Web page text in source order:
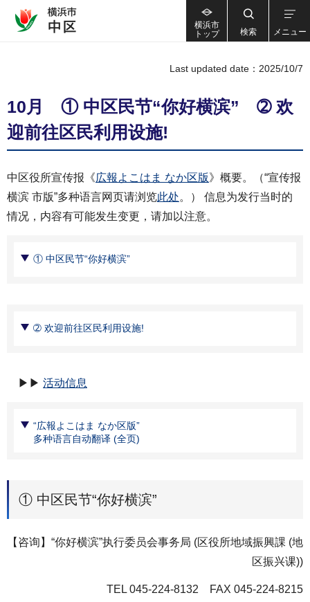
横浜市
トップ
検索 メニュー
Last updated date：2025/10/7
10月 ① 中区民节“你好横滨” ➁ 欢
迎前往区民利用设施!
中区役所宣传报《広報よこはま なか区版》概要。（“宣传报
横滨 市版”多种语言网页请浏览此处。） 信息为发行当时的
情况，内容有可能发生变更，请加以注意。
① 中区民节“你好横滨”
➁ 欢迎前往区民利用设施!
▶▶ 活动信息
“広報よこはま なか区版”
多种语言自动翻译 (全页)
① 中区民节“你好横滨”
【咨询】“你好横滨”执行委员会事务局 (区役所地域振興課 (地
区振兴课))
TEL 045-224-8132 FAX 045-224-8215